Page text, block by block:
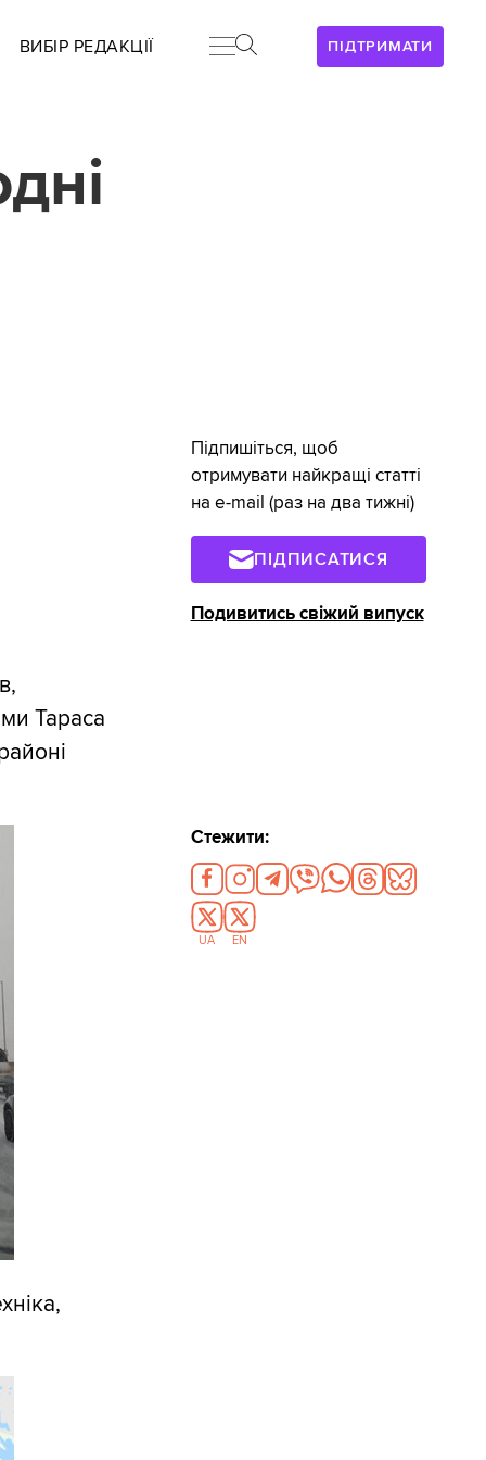
ПІДТРИМАТИ
ВИБІР РЕДАКЦІЇ
Тараса
Підпишіться, щоб
отримувати найкращі статті
на e-mail (раз на два тижні)
ПІДПИСАТИСЯ
Подивитись свіжий випуск
Стежити:
UA EN